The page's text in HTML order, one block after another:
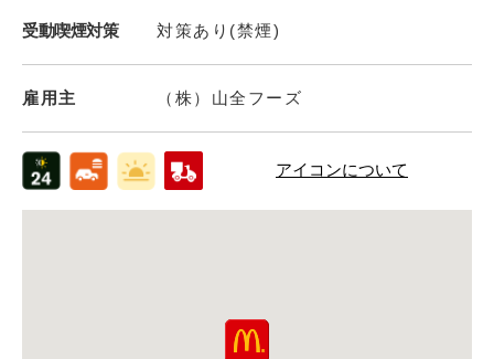
受動喫煙対策 対策あり(禁煙)
雇用主 （株）山全フーズ
アイコンについて